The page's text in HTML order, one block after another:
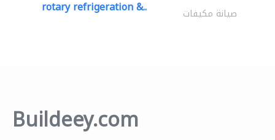
rotary refrigeration &.. صيانة مكيفات
Buildeey.com